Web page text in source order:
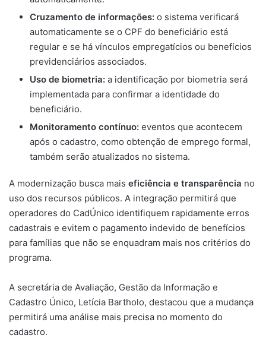
Cruzamento de informações: o sistema verificará
automaticamente se o CPF do beneficiário está
regular e se há vínculos empregatícios ou benefícios
previdenciários associados.
Uso de biometria: a identificação por biometria será
implementada para confirmar a identidade do
beneficiário.
Monitoramento contínuo: eventos que acontecem
após o cadastro, como obtenção de emprego formal,
também serão atualizados no sistema.
A modernização busca mais eficiência e transparência no
uso dos recursos públicos. A integração permitirá que
operadores do CadÚnico identifiquem rapidamente erros
cadastrais e evitem o pagamento indevido de benefícios
para famílias que não se enquadram mais nos critérios do
programa.
A secretária de Avaliação, Gestão da Informação e
Cadastro Único, Letícia Bartholo, destacou que a mudança
permitirá uma análise mais precisa no momento do
cadastro.